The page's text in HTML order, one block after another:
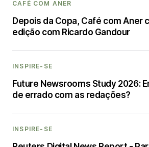
CAFÉ COM ANER
Depois da Copa, Café com Aner
edição com Ricardo Gandour
INSPIRE-SE
Future Newsrooms Study 2026:
de errado com as redações?
INSPIRE-SE